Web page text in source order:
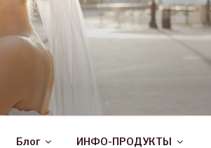
Блог ИНФО-ПРОДУКТЫ